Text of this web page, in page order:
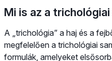
Mi is az a
A „trichológia” a haj és a
megfelelően a trichológiai
formulák, amelyeket